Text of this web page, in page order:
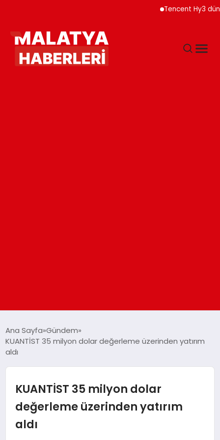
Tencent Hy3 dünya
GÜNDEM
DÜNYA
EĞITIM
Ana Sayfa Gündem
KUANTİST 35 milyon dolar değerleme üzerinden yatırım
aldı
KUANTİST 35 milyon dolar
değerleme üzerinden yatırım
aldı